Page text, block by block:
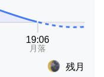
残月